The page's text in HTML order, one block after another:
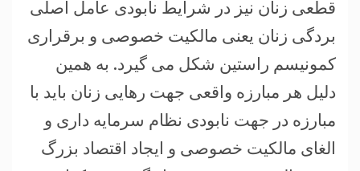
قطعی زنان نیز در شرایط نابودی عامل اصلی
بردگی زنان یعنی مالکیت خصوصی و برقراری
کمونیسم راستین شکل می گیرد. به همین
دلیل هر مبارزه واقعی جهت رهایی زنان باید با
مبارزه در جهت نابودی نظام سرمایه داری و
الغای مالکیت خصوصی و ایجاد اقتصاد بزرگ